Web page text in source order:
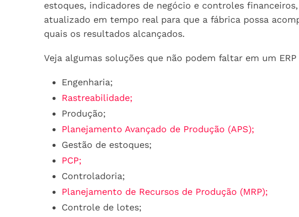
estoques, indicadores de negócio e controles
atualizado em tempo real para que a fábrica possa
quais os resultados alcançados.
Veja algumas soluções que não podem faltar em um
Engenharia;
Rastreabilidade;
Produção;
Planejamento Avançado de Produção (APS);
Gestão de estoques;
PCP;
Controladoria;
Planejamento de Recursos de Produção (MRP);
Controle de lotes;